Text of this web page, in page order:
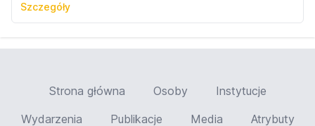
Szczegóły
Strona główna Osoby
Instytucje
Wydarzenia
Publikacje Media Atrybuty